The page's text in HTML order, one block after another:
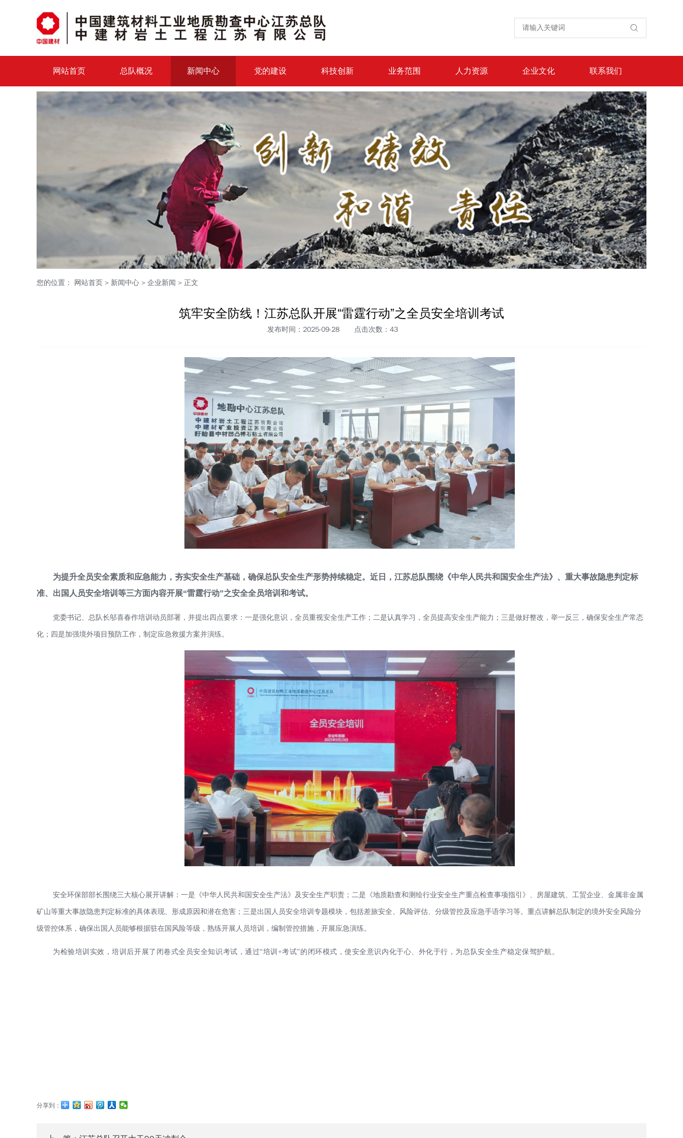
网站首页 总队概况 新闻中心 党的建设 科技创新 业务范围 人力资源 企业文化 联系我们
您的位置： 网站首页 > 新闻中心 > 企业新闻 > 正文
筑牢安全防线！江苏总队开展“雷霆行动”之全员安全培训考试
发布时间：2025-09-28 点击次数： 43
为提升全员安全素质和应急能力，夯实安全生产基础，确保总队安全生产形势持续稳定。近日，江苏总队围绕《中华人民共和国安全生产法》、重大事故隐患判定标
准、出国人员安全培训等三方面内容开展“雷霆行动”之安全全员培训和考试。
党委书记、总队长邬喜春作培训动员部署，并提出四点要求：一是强化意识，全员重视安全生产工作；二是认真学习，全员提高安全生产能力；三是做好整改，举一反三，确保安全生产常态
化；四是加强境外项目预防工作，制定应急救援方案并演练。
安全环保部部长围绕三大核心展开讲解：一是《中华人民共和国安全生产法》及安全生产职责；二是《地质勘查和测绘行业安全生产重点检查事项指引》、房屋建筑、工贸企业、金属非金属
矿山等重大事故隐患判定标准的具体表现、形成原因和潜在危害；三是出国人员安全培训专题模块，包括差旅安全、风险评估、分级管控及应急手语学习等。重点讲解总队制定的境外安全风险分
级管控体系，确保出国人员能够根据驻在国风险等级，熟练开展人员培训，编制管控措施，开展应急演练。
为检验培训实效，培训后开展了闭卷式全员安全知识考试，通过“培训+考试”的闭环模式，使安全意识内化于心、外化于行，为总队安全生产稳定保驾护航。
分享到：